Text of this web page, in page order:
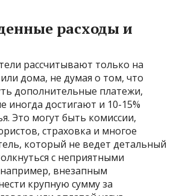
расходы и
рассчитывают только на
дома, не думая о том, что
дополнительные платежи,
иногда достигают и 10-15%
Это могут быть комиссии,
страховка и многое
который не ведет детальный
с неприятными
внезапным
крупную сумму за